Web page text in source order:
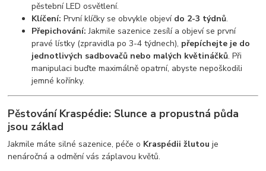
pěstební LED osvětlení.
Klíčení: První klíčky se obvykle objeví do 2-3 týdnů.
Přepichování: Jakmile sazenice zesílí a objeví se první
pravé lístky (zpravidla po 3-4 týdnech), přepíchejte je do
jednotlivých sadbovačů nebo malých květináčků. Při
manipulaci buďte maximálně opatrní, abyste nepoškodili
jemné kořínky.
Pěstování Kraspédie: Slunce a propustná půda
jsou základ
Jakmile máte silné sazenice, péče o Kraspédii žlutou je
nenáročná a odmění vás záplavou květů.